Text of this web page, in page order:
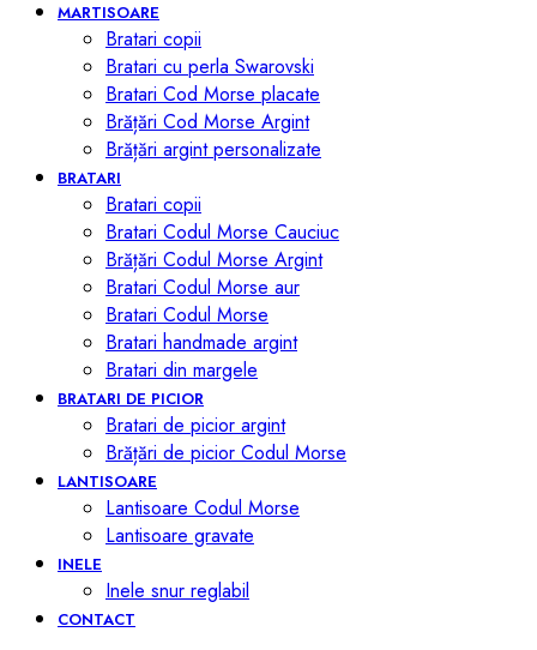
MARTISOARE
Bratari copii
Bratari cu perla Swarovski
Bratari Cod Morse placate
Brățări Cod Morse Argint
Brățări argint personalizate
BRATARI
Bratari copii
Bratari Codul Morse Cauciuc
Brățări Codul Morse Argint
Bratari Codul Morse aur
Bratari Codul Morse
Bratari handmade argint
Bratari din margele
BRATARI DE PICIOR
Bratari de picior argint
Brățări de picior Codul Morse
LANTISOARE
Lantisoare Codul Morse
Lantisoare gravate
INELE
Inele snur reglabil
CONTACT